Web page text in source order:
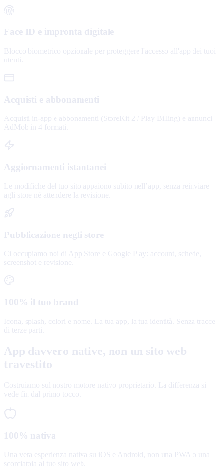
Face ID e impronta digitale
Blocco biometrico opzionale per proteggere l'accesso all'app dei tuoi
utenti.
Acquisti e abbonamenti
Acquisti in-app e abbonamenti (StoreKit 2 / Play Billing) e annunci
AdMob in 4 formati.
Aggiornamenti istantanei
Le modifiche del tuo sito appaiono subito nell’app, senza reinviare
agli store né attendere la revisione.
Pubblicazione negli store
Ci occupiamo noi di App Store e Google Play: account, schede,
screenshot e revisione.
100% il tuo brand
Icona, splash, colori e nome. La tua app, la tua identità. Senza tracce
di terze parti.
App davvero native, non un sito web
travestito
Costruiamo sul nostro motore nativo proprietario. La differenza si
vede fin dal primo tocco.
100% nativa
Una vera esperienza nativa su iOS e Android, non una PWA o una
scorciatoia al tuo sito web.